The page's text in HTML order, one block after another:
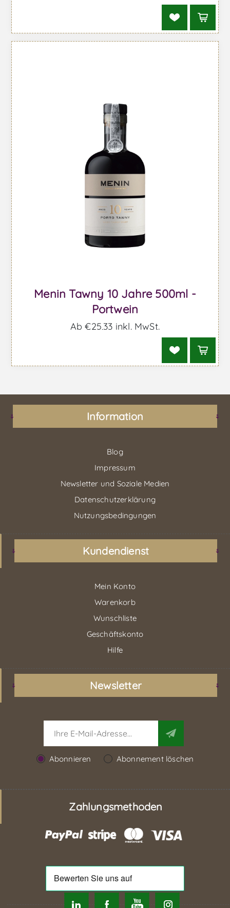
Menin Tawny 10 Jahre 500ml -
Portwein
Ab €25,33 inkl. MwSt.
Information
Blog
Impressum
Newsletter und Soziale Medien
Datenschutzerklärung
Nutzungsbedingungen
Kundendienst
Mein Konto
Warenkorb
Wunschliste
Geschäftskonto
Hilfe
Newsletter
Abonnieren Abonnement löschen
Zahlungsmethoden